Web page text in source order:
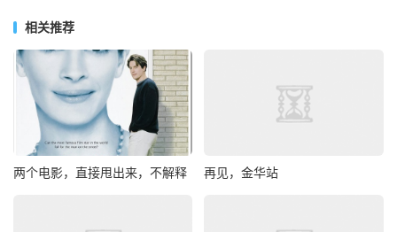
相关推荐
两个电影，直接甩出来，不解释 再见，金华站